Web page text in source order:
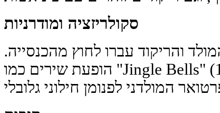
סקולריזציה ומודרניות
חג המולד והריקוד עברו לחוץ מהכנסייה.
הופעת שירים כמו "Jingle Bells" (1857) וריקודים (סגנונות